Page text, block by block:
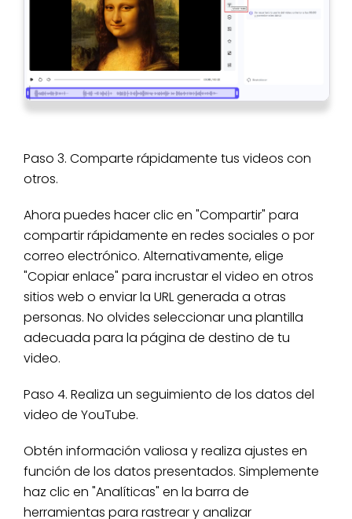
Paso 3. Comparte rápidamente tus videos con
otros.
Ahora puedes hacer clic en "Compartir" para
compartir rápidamente en redes sociales o por
correo electrónico. Alternativamente, elige
"Copiar enlace" para incrustar el video en otros
sitios web o enviar la URL generada a otras
personas. No olvides seleccionar una plantilla
adecuada para la página de destino de tu
video.
Paso 4. Realiza un seguimiento de los datos del
video de YouTube.
Obtén información valiosa y realiza ajustes en
función de los datos presentados. Simplemente
haz clic en "Analíticas" en la barra de
herramientas para rastrear y analizar